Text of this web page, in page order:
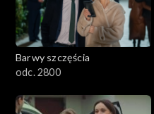
3101-3200
3001-3100
2901-3000
Barwy szczęścia
odc. 2800